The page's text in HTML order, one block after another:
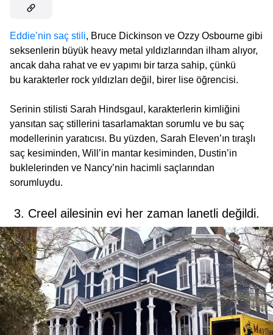
Eddie’nin saç stili, Bruce Dickinson ve Ozzy Osbourne gibi
seksenlerin büyük heavy metal yıldızlarından ilham alıyor,
ancak daha rahat ve ev yapımı bir tarza sahip, çünkü
bu karakterler rock yıldızları değil, birer lise öğrencisi.
Serinin stilisti Sarah Hindsgaul, karakterlerin kimliğini
yansıtan saç stillerini tasarlamaktan sorumlu ve bu saç
modellerinin yaratıcısı. Bu yüzden, Sarah Eleven’ın tıraşlı
saç kesiminden, Will’in mantar kesiminden, Dustin’in
buklelerinden ve Nancy’nin hacimli saçlarından
sorumluydu.
3. Creel ailesinin evi her zaman lanetli değildi.